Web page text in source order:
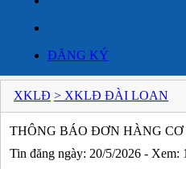
ĐĂNG KÝ
XKLĐ > XKLĐ ĐÀI LOAN
THÔNG BÁO ĐƠN HÀNG
Tin đăng ngày: 20/5/2026 - Xem: